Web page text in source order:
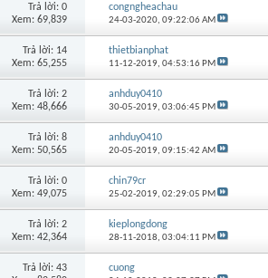
Trả lời: 0
Xem: 69,839
congngheachau
24-03-2020,09:22:06 AM
Trả lời: 14
Xem: 65,255
thietbianphat
11-12-2019,04:53:16 PM
Trả lời: 2
Xem: 48,666
anhduy0410
30-05-2019,03:06:45 PM
Trả lời: 8
Xem: 50,565
anhduy0410
20-05-2019,09:15:42 AM
Trả lời: 0
Xem: 49,075
chin79cr
25-02-2019,02:29:05 PM
Trả lời: 2
Xem: 42,364
kieplongdong
28-11-2018,03:04:11 PM
Trả lời: 43
cuong